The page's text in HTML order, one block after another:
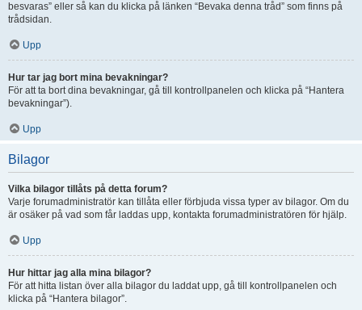
besvaras” eller så kan du klicka på länken “Bevaka denna tråd” som finns på
trådsidan.
Upp
Hur tar jag bort mina bevakningar?
För att ta bort dina bevakningar, gå till kontrollpanelen och klicka på “Hantera
bevakningar”).
Upp
Bilagor
Vilka bilagor tillåts på detta forum?
Varje forumadministratör kan tillåta eller förbjuda vissa typer av bilagor. Om du
är osäker på vad som får laddas upp, kontakta forumadministratören för hjälp.
Upp
Hur hittar jag alla mina bilagor?
För att hitta listan över alla bilagor du laddat upp, gå till kontrollpanelen och
klicka på “Hantera bilagor”.